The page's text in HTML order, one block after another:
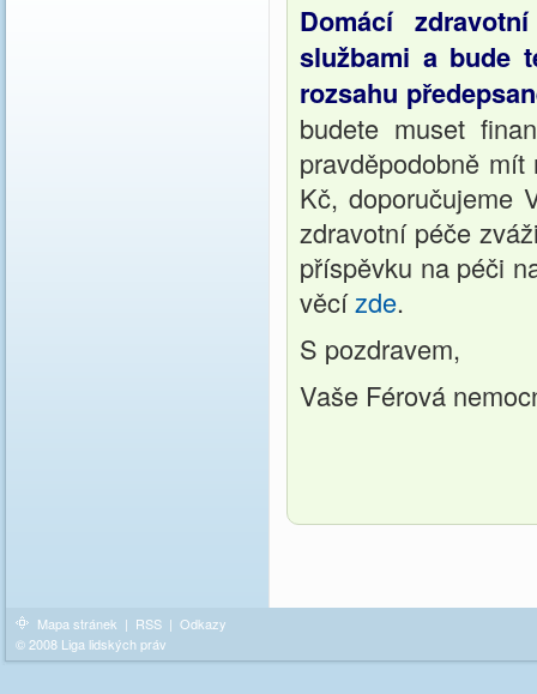
Domácí
službami a bude
rozsahu
budete muset
pravděpodobně
Kč, doporučujeme
zdravotní péče
příspěvku na péči
věcízde.
S pozdravem,
Vaše Férová
Mapa stránek | RSS | Odkazy
© 2008 Liga lidských práv